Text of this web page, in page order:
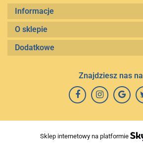
Informacje
O sklepie
Dodatkowe
Znajdziesz nas na
Sklep internetowy na platformie